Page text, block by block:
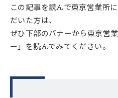
この記事を読んで東京営業所
だいた方は、
ぜひ下部のバナーから東京営
ー」を読んでみてください。